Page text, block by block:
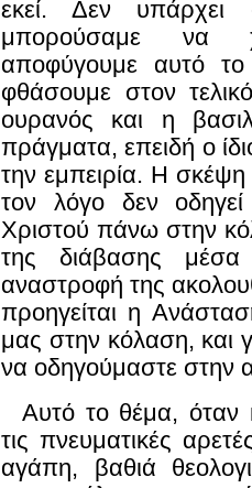
εκεί. Δεν
μπορούσαμε να
αποφύγουμε αυτό
φθάσουμε στον
ουρανός και η
πράγματα, επειδή ο
την εμπειρία. Η σκέψη
τον λόγο δεν
Χριστού πάνω στην
της διάβασης
αναστροφή της
προηγείται η
μας στην κόλαση, και
να οδηγούμαστε στην
Αυτό το θέμα, όταν
τις πνευματικές
αγάπη, βαθιά